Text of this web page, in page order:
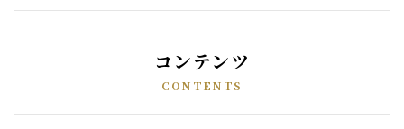
コンテンツ
CONTENTS